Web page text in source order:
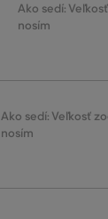
Ako sedí:
nosím
Ako sedí: Veľkosť
nosím